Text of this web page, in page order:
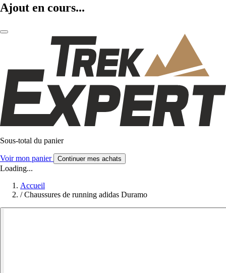
Ajout en cours...
Sous-total du panier
Voir mon panier Continuer mes achats
Loading...
Accueil
/ Chaussures de running adidas Duramo